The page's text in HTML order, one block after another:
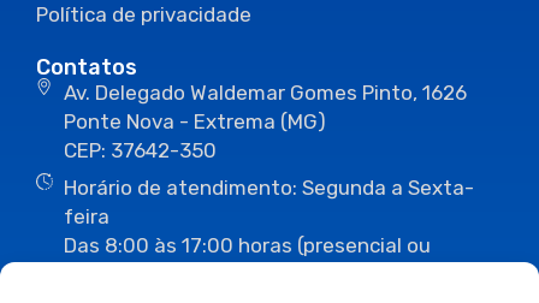
Política de privacidade
Contatos
Av. Delegado Waldemar Gomes Pinto, 1626
Ponte Nova - Extrema (MG)
CEP: 37642-350
Horário de atendimento: Segunda a Sexta-
feira
Das 8:00 às 17:00 horas (presencial ou